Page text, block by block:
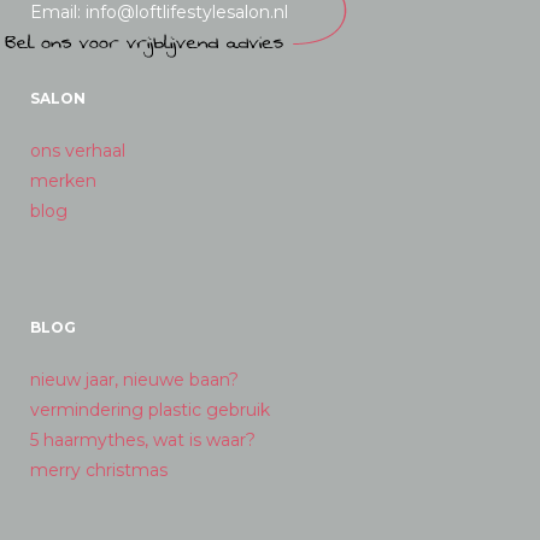
Email: info@loftlifestylesalon.nl
SALON
ons verhaal
merken
blog
BLOG
nieuw jaar, nieuwe baan?
vermindering plastic gebruik
5 haarmythes, wat is waar?
merry christmas